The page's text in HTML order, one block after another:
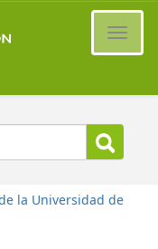
la Universidad de